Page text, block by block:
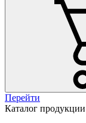
Перейти
Каталог продукции